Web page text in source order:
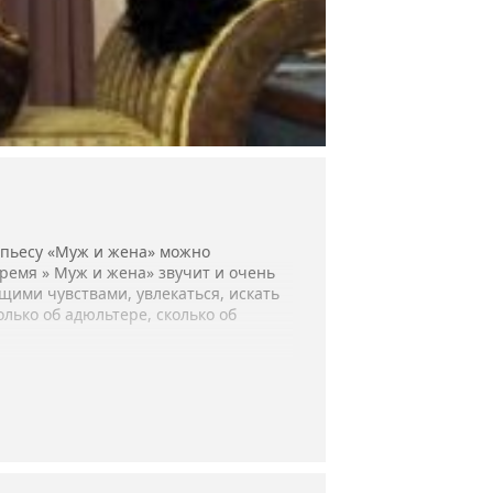
«Муж и жена» можно
» Муж и жена» звучит и очень
чувствами, увлекаться, искать
об адюльтере, сколько об
АРК Ж. Бирюк, А.Дьячкова.